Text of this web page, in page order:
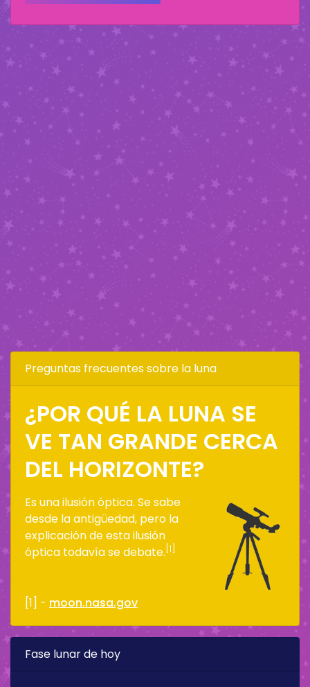
Preguntas frecuentes sobre la luna
¿POR QUÉ LA LUNA SE
VE TAN GRANDE CERCA
DEL HORIZONTE?
Es una ilusión óptica. Se sabe
desde la antigüedad, pero la
explicación de esta ilusión
óptica todavía se debate. [1]
[1] - moon.nasa.gov
Fase lunar de hoy